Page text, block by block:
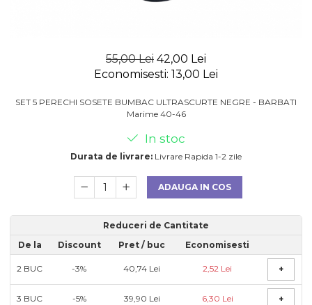
55,00 Lei 42,00 Lei
Economisesti: 13,00 Lei
SET 5 PERECHI SOSETE BUMBAC ULTRASCURTE NEGRE - BARBATI
Marime 40-46
In stoc
Durata de livrare: Livrare Rapida 1-2 zile
ADAUGA IN COS
Reduceri de Cantitate
De la
Discount Pret / buc Economisesti
2 BUC -3% 40,74 Lei 2,52 Lei +
3 BUC -5% 39,90 Lei 6,30 Lei +